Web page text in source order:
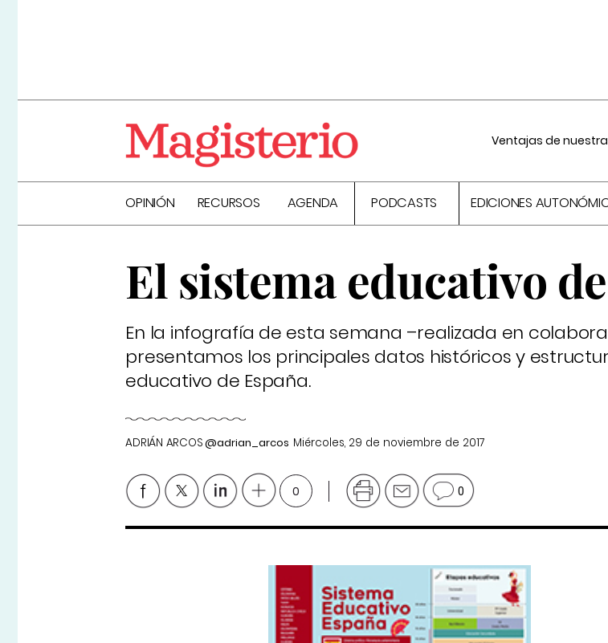
Ventajas de
OPINIÓN RECURSOS AGENDA PODCASTS EDICIONES
El sistema educativo
En la infografía de esta semana –realizada en
presentamos los principales datos históricos y
educativo de España.
ADRIÁN ARCOS@adrian_arcos Miércoles, 29 de noviembre de 2017
0 0